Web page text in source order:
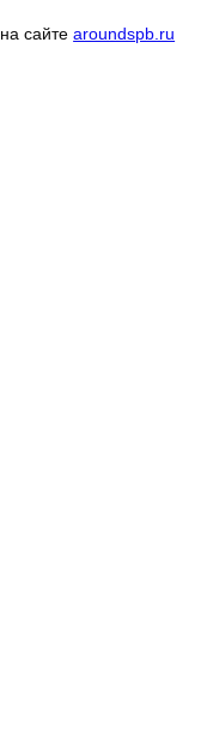
на сайтеaroundspb.ru